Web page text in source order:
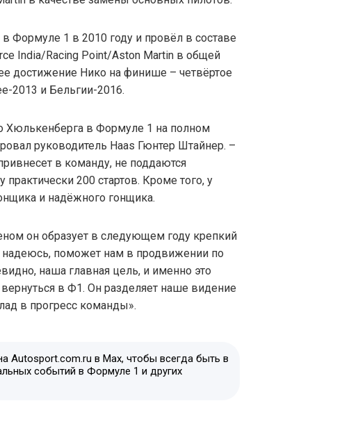
Формуле 1 в 2010 году и провёл в составе
India/Racing Point/Aston Martin в общей
достижение Нико на финише – четвёртое
2013 и Бельгии-2016.
Хюлькенберга в Формуле 1 на полном
руководитель Haas Гюнтер Штайнер. –
в команду, не поддаются
200 стартов. Кроме того, у
и надёжного гонщика.
он образует в следующем году крепкий
надеюсь, поможет нам в продвижении по
наша главная цель, и именно это
в Ф1. Он разделяет наше видение
в прогресс команды».
Autosport.com.ru в Max, чтобы всегда быть в
событий в Формуле 1 и других